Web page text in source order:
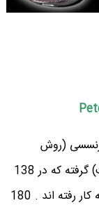
(روش
پرنسس دومین روش معروف برش الماس هست) گرفته که در 138
عدد از 318 الماس کار شده روی سطح گوشی به کار رفته اند . 180